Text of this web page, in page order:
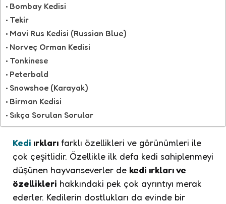
Bombay Kedisi
Tekir
Mavi Rus Kedisi (Russian Blue)
Norveç Orman Kedisi
Tonkinese
Peterbald
Snowshoe (Karayak)
Birman Kedisi
Sıkça Sorulan Sorular
Kedi ırkları farklı özellikleri ve görünümleri ile
çok çeşitlidir. Özellikle ilk defa kedi sahiplenmeyi
düşünen hayvanseverler de kedi ırkları ve
özellikleri hakkındaki pek çok ayrıntıyı merak
ederler. Kedilerin dostlukları da evinde bir